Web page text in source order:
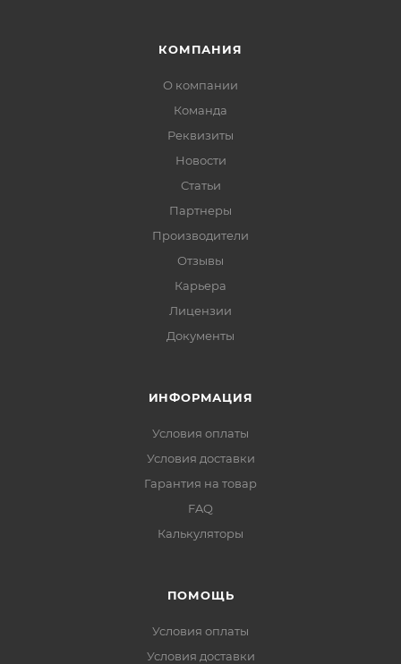
КОМПАНИЯ
О компании
Команда
Реквизиты
Новости
Статьи
Партнеры
Производители
Отзывы
Карьера
Лицензии
Документы
ИНФОРМАЦИЯ
Условия оплаты
Условия доставки
Гарантия на товар
FAQ
Калькуляторы
ПОМОЩЬ
Условия оплаты
Условия доставки